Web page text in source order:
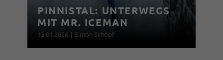
PINNISTAL: UNTERWEGS
MIT MR. ICEMAN
13.01.2026 | Simon Schöpf